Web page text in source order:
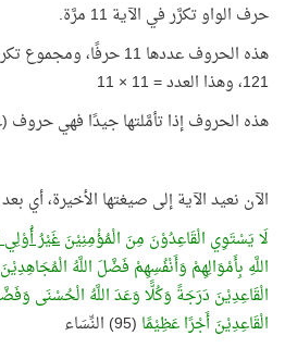
حرف الواو تكرَّر في الآية 11 مرَّة.
هذه الحروف عددها 11
121، وهذا العدد = 11 × 11
هذه الحروف إذا تأمَّلتها جيدًا فهي حروف
الآن نعيد الآية إلى صيغتها الأخيرة، أي
لَا يَسْتَوِي الْقَاعِدُوْنَ مِنَ الْمُؤْمِنِيْنَغَيْرُ
اللَّهِ بِأَمْوَالِهِمْ وَأَنْفُسِهِمْ فَضَّلَ اللَّهُ
الْقَاعِدِيْنَ دَرَجَةً وَكُلًّا وَعَدَ اللَّهُ الْحُسْنَى
الْقَاعِدِيْنَ أَجْرًا عَظِيْمًا (95) النِّسَاء